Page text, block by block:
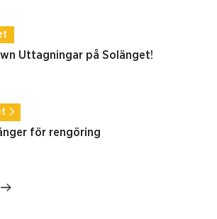
Uttagningar på Solänget!
för rengöring